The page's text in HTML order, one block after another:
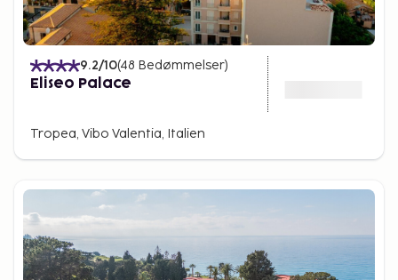
9.2/10(48 Bedømmelser)
Eliseo Palace
Tropea, Vibo Valentia, Italien